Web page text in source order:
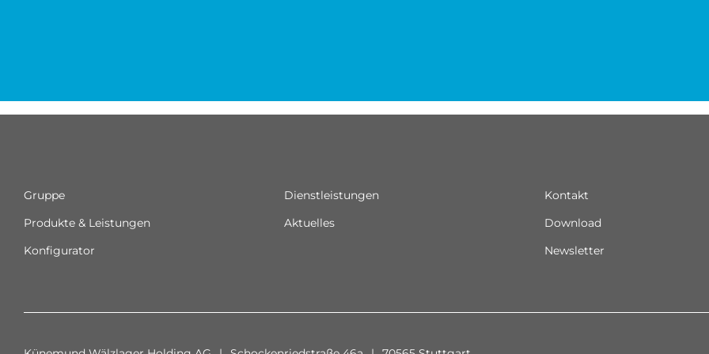
Gruppe
Produkte & Leistungen
Konfigurator
Dienstleistungen
Aktuelles
Kontakt
Download
Newsletter